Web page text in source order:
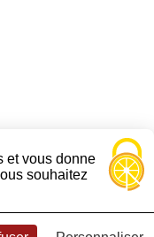
et vous donne
souhaitez